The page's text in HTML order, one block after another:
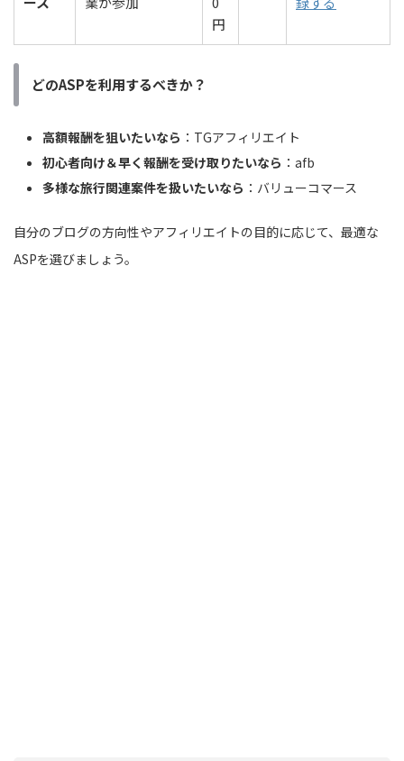
円
どのASPを利用するべきか？
高額報酬を狙いたいなら ：TGアフィリエイト
初心者向け＆早く報酬を受け取りたいなら ：afb
多様な旅行関連案件を扱いたいなら ：バリューコマース
自分のブログの方向性やアフィリエイトの目的に応じて、最適な
ASPを選びましょう。